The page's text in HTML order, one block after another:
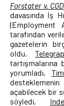
Forstater v.
davasında İş
(Employment
tarafından
gazetelerin
oldu.
tartışmalarına
yorumladı,
açabilecek bir
söyledi,